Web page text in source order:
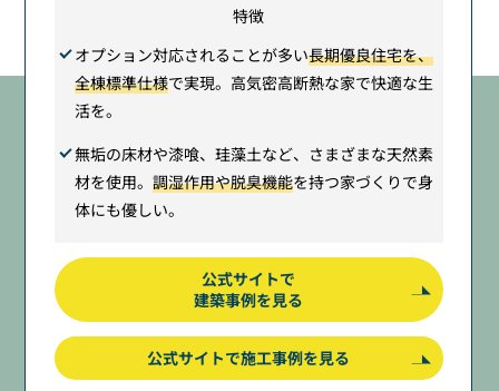
特徴
オプション対応されることが多い長期優良住宅を、
全棟標準仕様で実現。高気密高断熱な家で快適な生
活を。
無垢の床材や漆喰、珪藻土など、さまざまな天然素
材を使用。 調湿作用や脱臭機能を持つ家づくりで身
体にも優しい。
公式サイトで
建築事例を見る
公式サイトで施工事例を見る